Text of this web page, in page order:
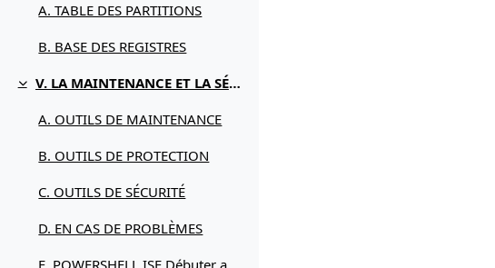
A. TABLE DES PARTITIONS
B. BASE DES REGISTRES
Replier
V. LA MAINTENANCE ET LA SÉCURITÉ
A. OUTILS DE MAINTENANCE
B. OUTILS DE PROTECTION
C. OUTILS DE SÉCURITÉ
D. EN CAS DE PROBLÈMES